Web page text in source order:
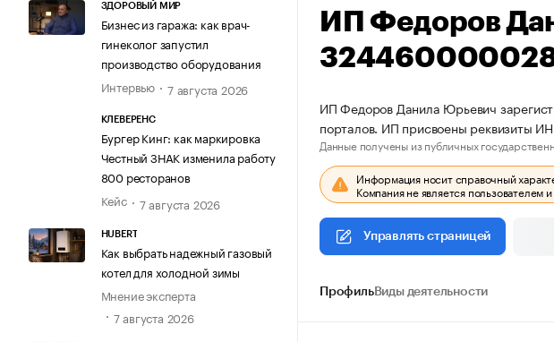
ЗДОРОВЫЙ МИР
Бизнес из гаража: как врач-
гинеколог запустил
производство оборудования
Интервью
7 августа 2026
КЛЕВЕРЕНС
Бургер Кинг: как маркировка
Честный ЗНАК изменила работу
800 ресторанов
Кейс
7 августа 2026
HUBERT
Как выбрать надежный газовый
котел для холодной зимы
Мнение эксперта
7 августа 2026
ИП Федоров
ИП Федоров Данила Юрьевич
порталов. ИП присвоены
Данные получены из публичных
Информация носит справочный
Компания не является
Управлять страницей
ПрофильВиды деятельности